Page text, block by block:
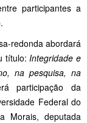
participantes a
redonda abordará
título: Integridade e
na pesquisa, na
participação da
Federal do
Morais, deputada